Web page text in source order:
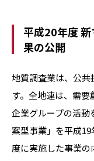
平成20年度
果の公開
地質調査業は、公
す。全地連は、需
企業グループの活動
案型事業」を平成
度に実施した事業